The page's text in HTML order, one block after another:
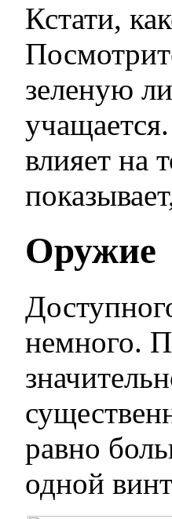
Кстати,
зеленую
влияет на
Оружие
немного.
равно
одной